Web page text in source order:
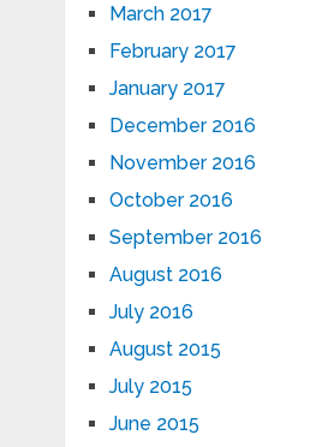
March 2017
February 2017
January 2017
December 2016
November 2016
October 2016
September 2016
August 2016
July 2016
August 2015
July 2015
June 2015